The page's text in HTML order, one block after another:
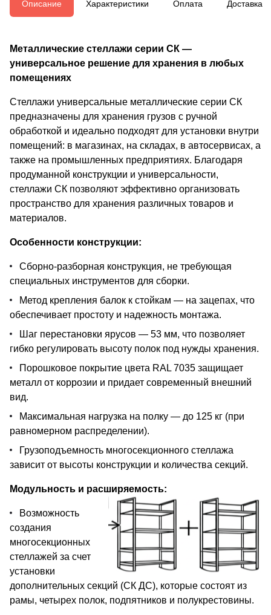
Описание Характеристики Оплата Доставка
Металлические стеллажи серии СК —
универсальное решение для хранения в любых
помещениях
Стеллажи универсальные металлические серии СК
предназначены для хранения грузов с ручной
обработкой и идеально подходят для установки внутри
помещений: в магазинах, на складах, в автосервисах, а
также на промышленных предприятиях. Благодаря
продуманной конструкции и универсальности,
стеллажи СК позволяют эффективно организовать
пространство для хранения различных товаров и
материалов.
Особенности конструкции:
Сборно-разборная конструкция, не требующая
специальных инструментов для сборки.
Метод крепления балок к стойкам — на зацепах, что
обеспечивает простоту и надежность монтажа.
Шаг перестановки ярусов — 53 мм, что позволяет
гибко регулировать высоту полок под нужды хранения.
Порошковое покрытие цвета RAL 7035 защищает
металл от коррозии и придает современный внешний
вид.
Максимальная нагрузка на полку — до 125 кг (при
равномерном распределении).
Грузоподъемность многосекционного стеллажа
зависит от высоты конструкции и количества секций.
Модульность и расширяемость:
Возможность
создания
многосекционных
стеллажей за счет
установки
дополнительных секций (СК ДС), которые состоят из
рамы, четырех полок, подпятников и полукрестовины.